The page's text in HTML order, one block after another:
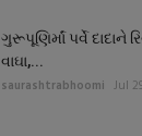
ગુરૂપૂણિર્માં પર્વે
વાઘા,...
saurashtrabhoomi Jul